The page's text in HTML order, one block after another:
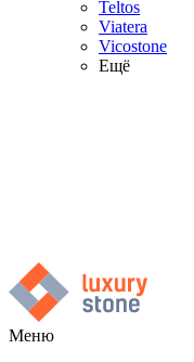
Teltos
Viatera
Vicostone
Ещё
Меню